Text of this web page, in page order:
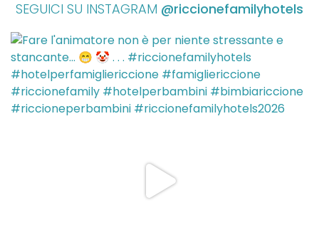
SEGUICI SU INSTAGRAM @riccionefamilyhotels